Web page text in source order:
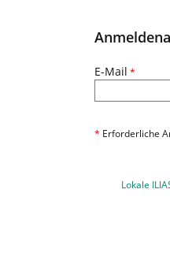
E-Mail *
* Erforderliche
Lokale